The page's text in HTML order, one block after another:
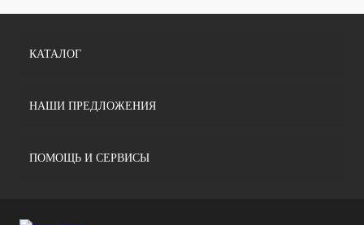
КАТАЛОГ
НАШИ ПРЕДЛОЖЕНИЯ
ПОМОЩЬ И СЕРВИСЫ